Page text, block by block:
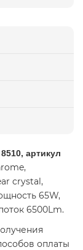
артикул
crystal,
65W,
6500Lm.
оплаты